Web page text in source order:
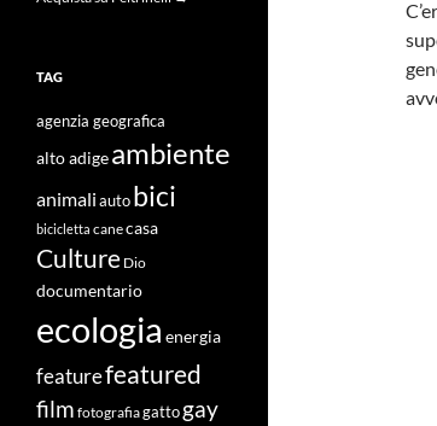
TAG
agenzia geografica
alto adigeambiente
animali auto bici
bicicletta canecasa
Culture Dio
documentario
ecologia energia
featurefeatured
film fotografiagatto gay